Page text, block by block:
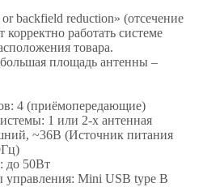
backfield reduction» (отсечение
работать системе
товара.
площадь антенны –
4 (приёмопередающие)
1 или 2-х антенная
~36В (Источник питания
до 50Вт
управления: Mini USB type B